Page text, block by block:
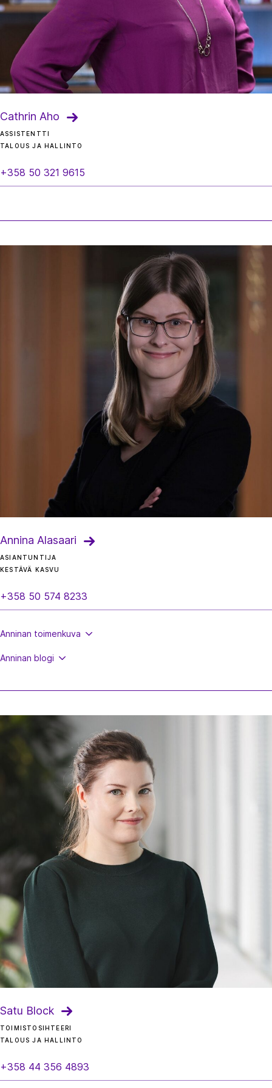
Cathrin Aho
ASSISTENTTI
TALOUS JA HALLINTO
+358 50 321 9615
Annina Alasaari
ASIANTUNTIJA
KESTÄVÄ KASVU
+358 50 574 8233
Anninan toimenkuva
Anninan blogi
Satu Block
TOIMISTOSIHTEERI
TALOUS JA HALLINTO
+358 44 356 4893